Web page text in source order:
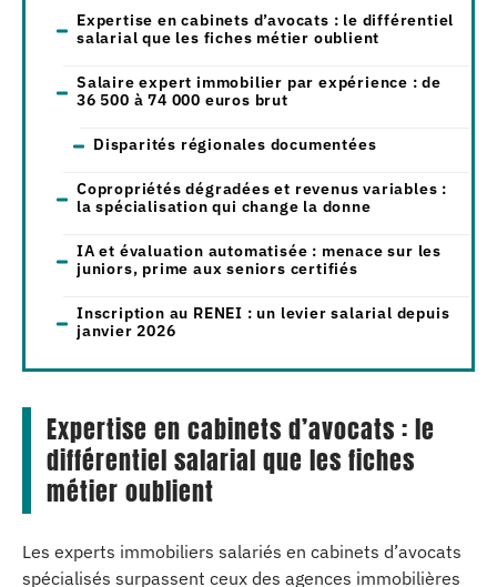
Expertise en cabinets d’avocats : le différentiel
salarial que les fiches métier oublient
Salaire expert immobilier par expérience : de
36 500 à 74 000 euros brut
Disparités régionales documentées
Copropriétés dégradées et revenus variables :
la spécialisation qui change la donne
IA et évaluation automatisée : menace sur les
juniors, prime aux seniors certifiés
Inscription au RENEI : un levier salarial depuis
janvier 2026
Expertise en cabinets d’avocats : le
différentiel salarial que les fiches
métier oublient
Les experts immobiliers salariés en cabinets d’avocats
spécialisés surpassent ceux des agences immobilières